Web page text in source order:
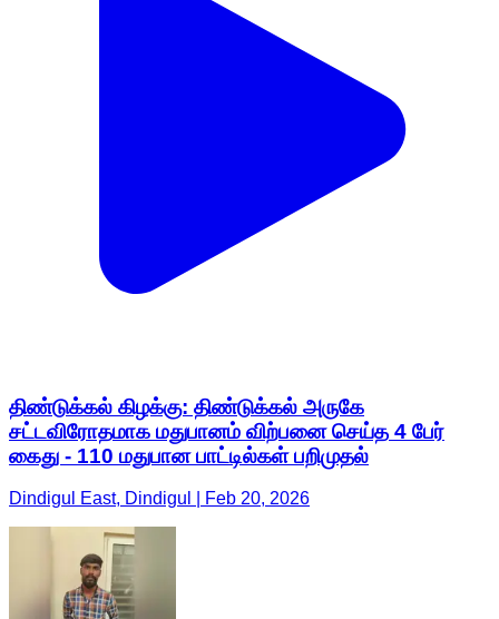
திண்டுக்கல் கிழக்கு: திண்டுக்கல் அருகே
சட்டவிரோதமாக மதுபானம் விற்பனை செய்த 4 பேர்
கைது - 110 மதுபான பாட்டில்கள் பறிமுதல்
Dindigul East, Dindigul | Feb 20, 2026